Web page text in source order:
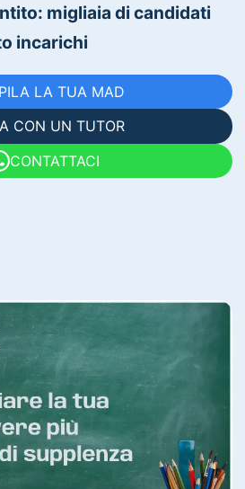
migliaia di candidati
incarichi
LA TUA MAD
CON UN TUTOR
CONTATTACI